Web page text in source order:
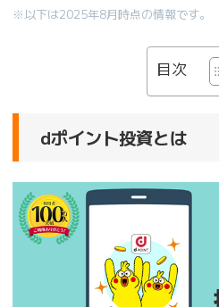
※以下は2025年8月時点の情報です。
目次
dポイント投資とは